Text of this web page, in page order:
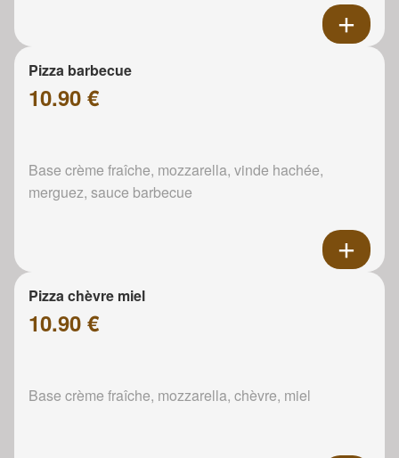
Pizza barbecue
10.90 €
Base crème fraîche, mozzarella, vinde hachée,
merguez, sauce barbecue
Pizza chèvre miel
10.90 €
Base crème fraîche, mozzarella, chèvre, miel